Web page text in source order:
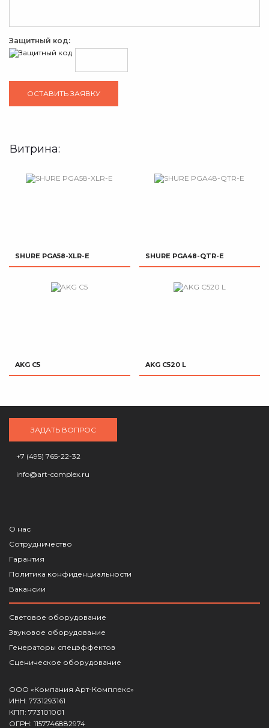
Защитный код:
Витрина:
SHURE PGA58-XLR-E SHURE PGA48-QTR-E
AKG C5 AKG C520 L
ЗАДАТЬ ВОПРОС
+7 (495) 765-22-32
info@art-complex.ru
О нас
Сотрудничество
Гарантия
Политика конфиденциальности
Вакансии
Световое оборудование
Звуковое оборудование
Генераторы спецэффектов
Сценическое оборудование
ООО «Компания Арт-Комплекс»
ИНН: 7731293161
КПП: 773101001
ОГРН: 1157746882974